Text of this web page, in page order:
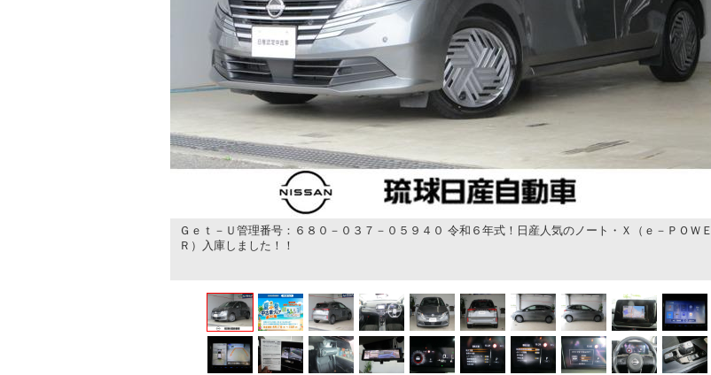
Ｇｅｔ－Ｕ管理番号：６８０－０３７－０５９４０ 令和６年式！日産人気のノート・Ｘ（ｅ－ＰＯＷＥ
Ｒ）入庫しました！！